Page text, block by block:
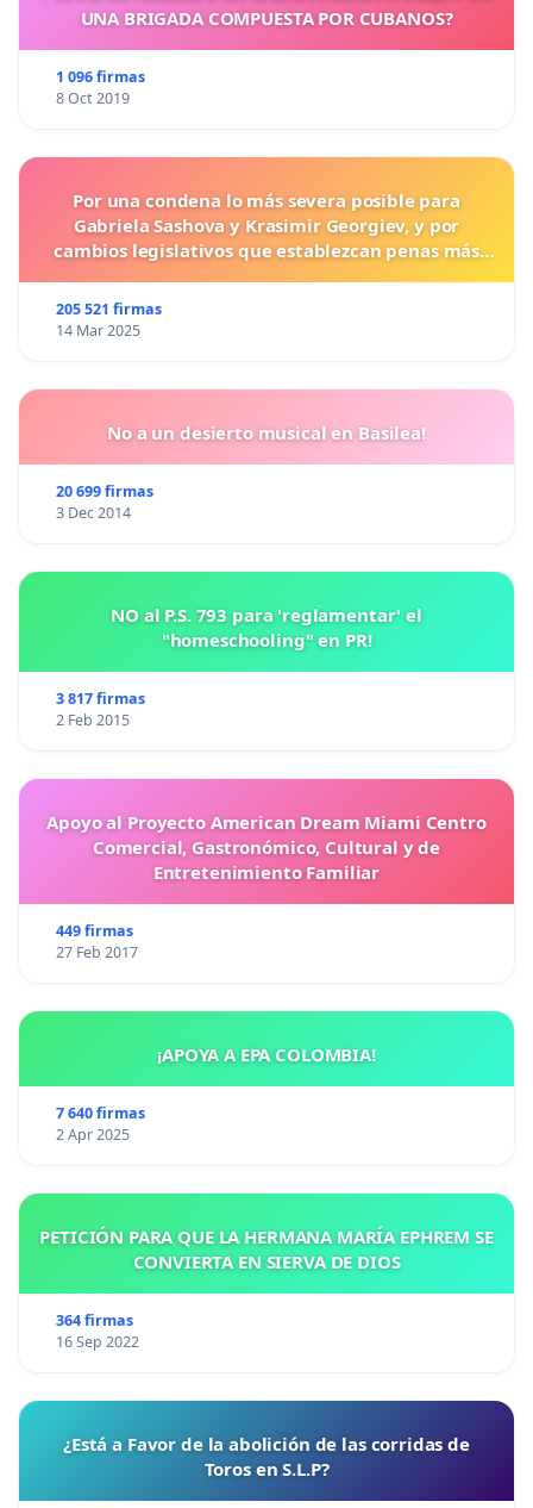
UNA BRIGADA COMPUESTA POR CUBANOS?
1 096 firmas
8 Oct 2019
Por una condena lo más severa posible para
Gabriela Sashova y Krasimir Georgiev, y por
cambios legislativos que establezcan penas más
205 521 firmas
14 Mar 2025
No a un desierto musical en Basilea!
20 699 firmas
3 Dec 2014
NO al P.S. 793 para 'reglamentar' el
"homeschooling" en PR!
3 817 firmas
2 Feb 2015
Apoyo al Proyecto American Dream Miami Centro
Comercial, Gastronómico, Cultural y de
Entretenimiento Familiar
449 firmas
27 Feb 2017
¡APOYA A EPA COLOMBIA!
7 640 firmas
2 Apr 2025
PETICIÓN PARA QUE LA HERMANA MARÍA EPHREM SE
CONVIERTA EN SIERVA DE DIOS
364 firmas
16 Sep 2022
¿Está a Favor de la abolición de las corridas de
Toros en S.L.P?